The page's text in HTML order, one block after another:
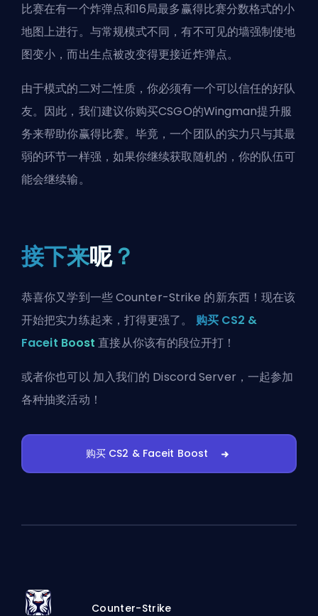
比赛在有一个炸弹点和16局最多赢得比赛分数格式的小
地图上进行。与常规模式不同，有不可见的墙强制使地
图变小，而出生点被改变得更接近炸弹点。
由于模式的二对二性质，你必须有一个可以信任的好队
友。因此，我们建议你购买CSGO的Wingman提升服
务来帮助你赢得比赛。毕竟，一个团队的实力只与其最
弱的环节一样强，如果你继续获取随机的，你的队伍可
能会继续输。
接下来呢？
恭喜你又学到一些 Counter-Strike 的新东西！现在该
开始把实力练起来，打得更强了。 购买 CS2 &
Faceit Boost 直接从你该有的段位开打！
或者你也可以 加入我们的 Discord Server ，一起参加
各种抽奖活动！
购买 CS2 & Faceit Boost
Counter-Strike